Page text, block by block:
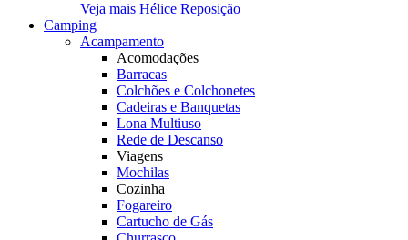
Veja mais Hélice Reposição
Camping
Acampamento
Acomodações
Barracas
Colchões e Colchonetes
Cadeiras e Banquetas
Lona Multiuso
Rede de Descanso
Viagens
Mochilas
Cozinha
Fogareiro
Cartucho de Gás